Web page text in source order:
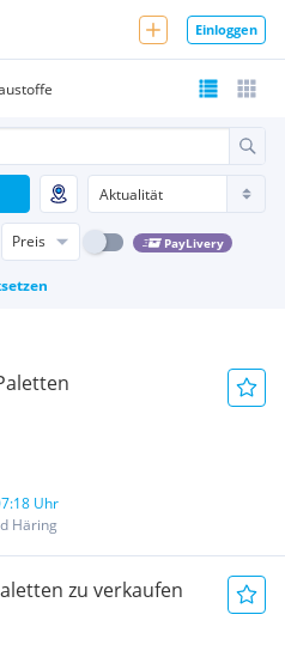
Einloggen
Preis PayLivery
Uhr
Häring
zu verkaufen